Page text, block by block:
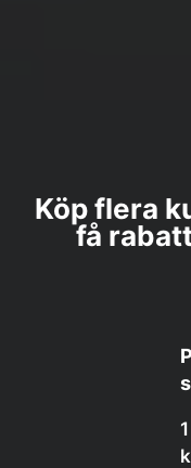
Köp flera
få
1